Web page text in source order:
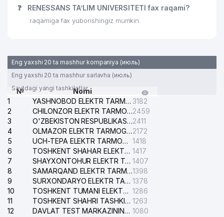
❓ RENESSANS TA’LIM UNIVERSITETI fax raqami?
raqamiga fax yuborishingiz mumkin.
Eng yaxshi 20 ta mashhur kompaniya (июль)
Eng yaxshi 20 ta mashhur sarlavha (июль)
Saytdagi yangi tashkilotlar
№
Nomi
1
YASHNOBOD ELEKTR TARMOG'I NOSOZLIKLARI XIZMATI 3182
2
CHILONZOR ELEKTR TARMOG'I NOSOZLIK XIZMATI2459
3
O'ZBEKISTON RESPUBLIKASI BOSH PROKURATURASI ISHONCH TELEFONI2411
4
OLMAZOR ELEKTR TARMOG'I NOSOZLIKLARI XIZMATI2172
5
UCH-TEPA ELEKTR TARMOG'I NOSOZLIKLARI XIZMATI 1418
6
TOSHKENT SHAHAR ELEKTR TARMOQLARI KORXONASI AJ 1417
7
SHAYXONTOHUR ELEKTR TARMOG'I NOSOZLIKLARINI TUZATISH XIZMATI 1407
8
SAMARQAND ELEKTR TARMOQLARI AJ1398
9
SURXONDARYO ELEKTR TARMOQLARI AJ 1378
10
TOSHKENT TUMANI ELEKTR TARMOG'I AVARIYA XIZMATI 1286
11
TOSHKENT SHAHRI TASHKILOT TELEFONLARI HAQIDA MA'LUMOT BYUROSI 1263
12
DAVLAT TEST MARKAZINING ISHONCH TELEFONLARI 1080